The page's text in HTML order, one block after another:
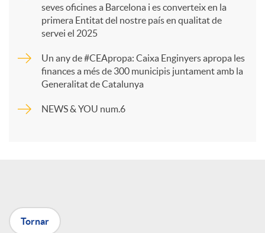
t
X
seves oficines a Barcelona i es converteix en la
primera Entitat del nostre país en qualitat de
servei el 2025
Un any de #CEApropa: Caixa Enginyers apropa les
finances a més de 300 municipis juntament amb la
Generalitat de Catalunya
NEWS & YOU num.6
Tornar